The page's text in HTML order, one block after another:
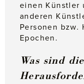
einen Künstler
anderen
Personen bzw.
Epochen.
Was sind